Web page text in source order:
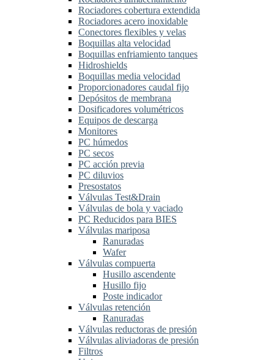
Rociadores cobertura extendida
Rociadores acero inoxidable
Conectores flexibles y velas
Boquillas alta velocidad
Boquillas enfriamiento tanques
Hidroshields
Boquillas media velocidad
Proporcionadores caudal fijo
Depósitos de membrana
Dosificadores volumétricos
Equipos de descarga
Monitores
PC húmedos
PC secos
PC acción previa
PC diluvios
Presostatos
Válvulas Test&Drain
Válvulas de bola y vaciado
PC Reducidos para BIES
Válvulas mariposa
Ranuradas
Wafer
Válvulas compuerta
Husillo ascendente
Husillo fijo
Poste indicador
Válvulas retención
Ranuradas
Válvulas reductoras de presión
Válvulas aliviadoras de presión
Filtros